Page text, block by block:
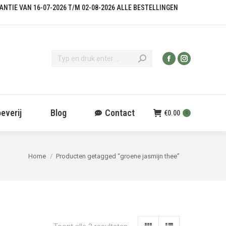
VAN 16-07-2026 T/M 02-08-2026 ALLE BESTELLINGEN
Blog Contact €0.00 0
Je bent hier:
Home Producten getagged “groene jasmijn thee”